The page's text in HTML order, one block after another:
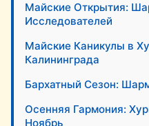
Майские Открытия:
Исследователей
Майские Каникулы в
Калининграда
Бархатный Сезон:
Осенняя Гармония:
Ноябрь